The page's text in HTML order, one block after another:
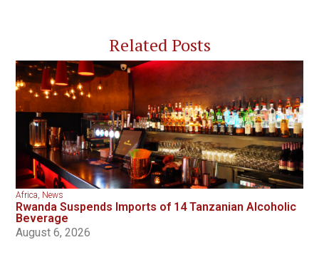
Related Posts
Africa, News
Rwanda Suspends Imports of 14 Tanzanian Alcoholic
Beverage
August 6, 2026